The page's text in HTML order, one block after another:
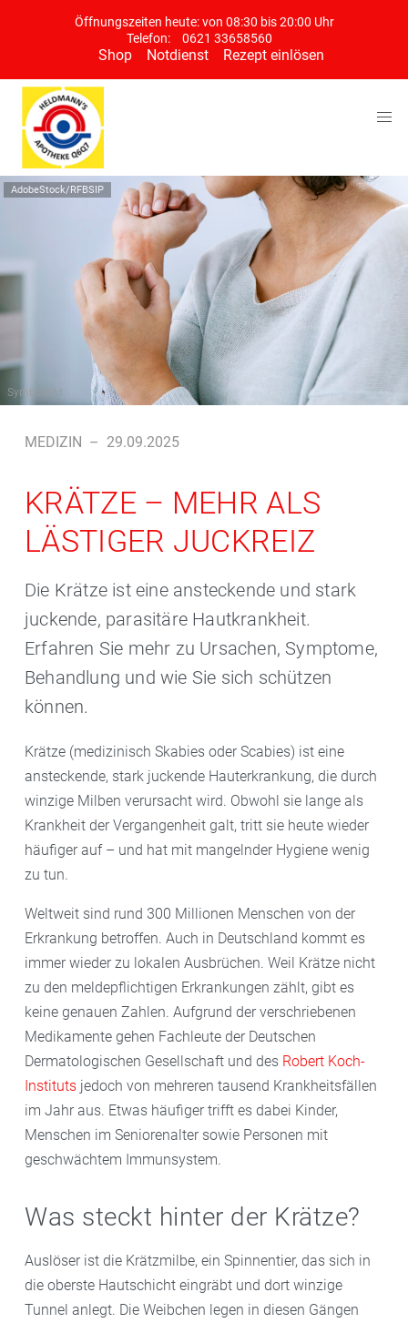
Öffnungszeiten heute: von 08:30 bis 20:00 Uhr
Telefon:
0621 33658560
Shop Notdienst Rezept einlösen
AdobeStock/RFBSIP
Symbolbild
MEDIZIN – 29.09.2025
KRÄTZE – MEHR ALS
LÄSTIGER JUCKREIZ
Die Krätze ist eine ansteckende und stark
juckende, parasitäre Hautkrankheit.
Erfahren Sie mehr zu Ursachen, Symptome,
Behandlung und wie Sie sich schützen
können.
Krätze (medizinisch Skabies oder Scabies) ist eine
ansteckende, stark juckende Hauterkrankung, die durch
winzige Milben verursacht wird. Obwohl sie lange als
Krankheit der Vergangenheit galt, tritt sie heute wieder
häufiger auf – und hat mit mangelnder Hygiene wenig
zu tun.
Weltweit sind rund 300 Millionen Menschen von der
Erkrankung betroffen. Auch in Deutschland kommt es
immer wieder zu lokalen Ausbrüchen. Weil Krätze nicht
zu den meldepflichtigen Erkrankungen zählt, gibt es
keine genauen Zahlen. Aufgrund der verschriebenen
Medikamente gehen Fachleute der Deutschen
Dermatologischen Gesellschaft und des Robert Koch-
Instituts jedoch von mehreren tausend Krankheitsfällen
im Jahr aus. Etwas häufiger trifft es dabei Kinder,
Menschen im Seniorenalter sowie Personen mit
geschwächtem Immunsystem.
Was steckt hinter der Krätze?
Auslöser ist die Krätzmilbe, ein Spinnentier, das sich in
die oberste Hautschicht eingräbt und dort winzige
Tunnel anlegt. Die Weibchen legen in diesen Gängen